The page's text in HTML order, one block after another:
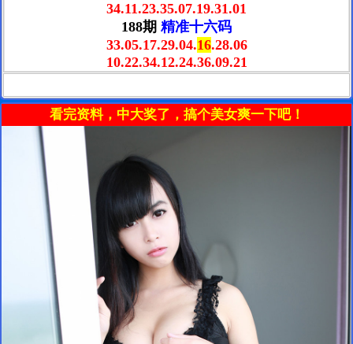
34.11.23.35.07.19.31.01
188期 精准十六码
33.05.17.29.04.16.28.06
10.22.34.12.24.36.09.21
看完资料，中大奖了，搞个美女爽一下吧！